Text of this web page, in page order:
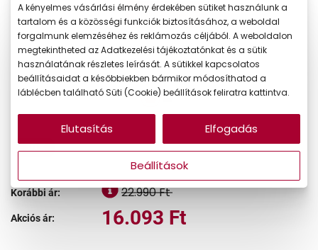
Virtuális próba
-30%
Korábbi ár: 22.990 Ft
Akciós ár: 16.093 Ft
A kényelmes vásárlási élmény érdekében sütiket használunk a
tartalom és a közösségi funkciók biztosításához, a weboldal
forgalmunk elemzéséhez és reklámozás céljából. A weboldalon
megtekintheted az Adatkezelési tájékoztatónkat és a sütik
használatának részletes leírását. A sütikkel kapcsolatos
beállításaidat a későbbiekben bármikor módosíthatod a
láblécben található Süti (Cookie) beállítások feliratra kattintva.
Beállítások
Elutasítás Elfogadás